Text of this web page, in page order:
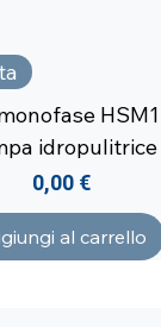
idropulitrice
Prezzo
0,00 €
al carrello